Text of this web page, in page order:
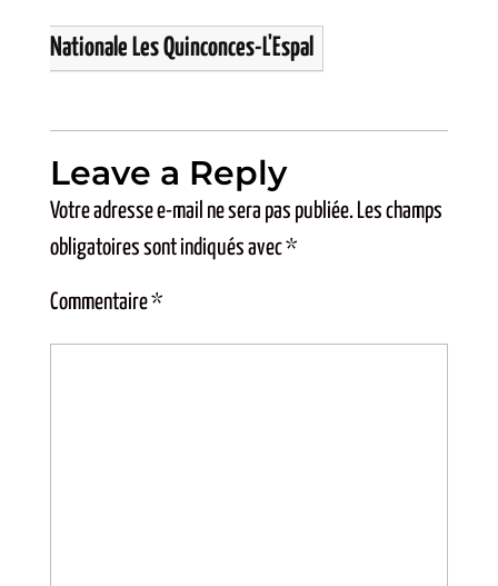
Nationale Les Quinconces-L'Espal
Leave a Reply
Votre adresse e-mail ne sera pas publiée. Les champs
obligatoires sont indiqués avec*
Commentaire*